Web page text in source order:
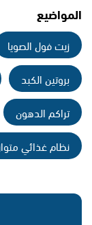
المواضيع
زيت فول الصويا
بروتين الكبد
تراكم الدهون
نظام غذائي